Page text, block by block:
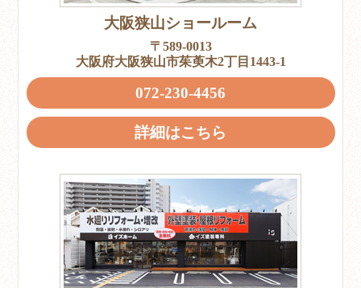
大阪狭山ショールーム
〒589-0013
大阪府大阪狭山市茱萸木2丁目1443-1
072-230-4456
詳細はこちら